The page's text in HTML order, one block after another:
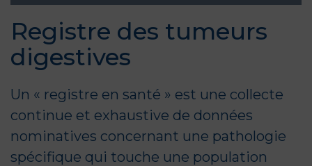
Registre des tumeurs
digestives
Un « registre en santé » est une collecte
continue et exhaustive de données
nominatives concernant une pathologie
spécifique qui touche une population